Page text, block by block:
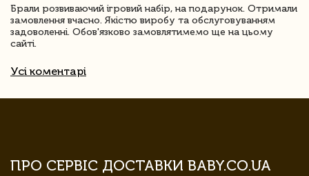
Брали розвиваючий ігровий набір, на подарунок. Отримали
замовлення вчасно. Якістю виробу та обслуговуванням
задоволенні. Обов'язково замовлятимемо ще на цьому
сайті.
Усі коментарі
ПРО СЕРВІС ДОСТАВКИ BABY.CO.UA